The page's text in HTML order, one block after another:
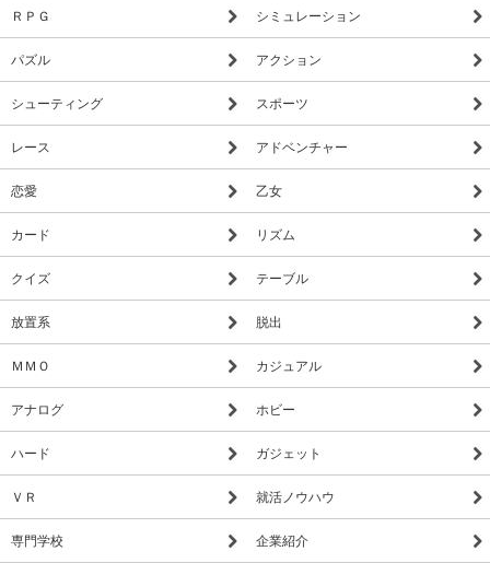
ＲＰＧ シミュレーション
パズル アクション
シューティング スポーツ
レース アドベンチャー
恋愛 乙女
カード リズム
クイズ テーブル
放置系 脱出
ＭＭＯ カジュアル
アナログ ホビー
ハード ガジェット
ＶＲ 就活ノウハウ
専門学校 企業紹介